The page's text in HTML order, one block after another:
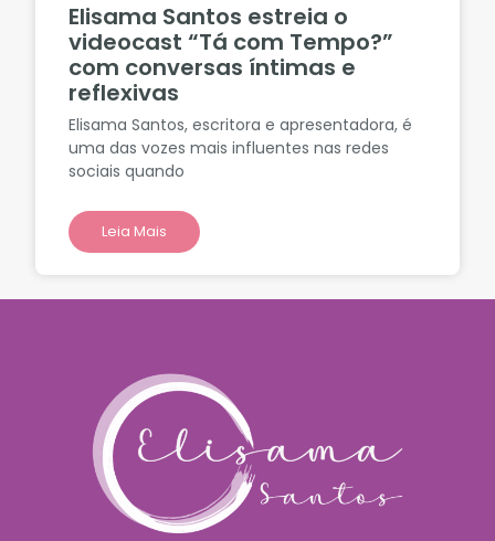
Elisama Santos estreia o
videocast “Tá com Tempo?”
com conversas íntimas e
reflexivas
Elisama Santos, escritora e apresentadora, é
uma das vozes mais influentes nas redes
sociais quando
Leia Mais